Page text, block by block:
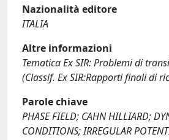
Nazionalità editore
ITALIA
Altre informazioni
Tematica Ex SIR: Problemi di
(Classif. Ex SIR:Rapporti finali di
Parole chiave
PHASE FIELD; CAHN HILLIARD;
CONDITIONS; IRREGULAR